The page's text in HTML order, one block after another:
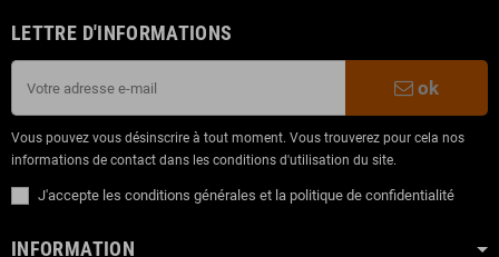
LETTRE D'INFORMATIONS
ok
Vous pouvez vous désinscrire à tout moment. Vous trouverez pour cela nos
informations de contact dans les conditions d'utilisation du site.
J'accepte les conditions générales et la politique de confidentialité
INFORMATION